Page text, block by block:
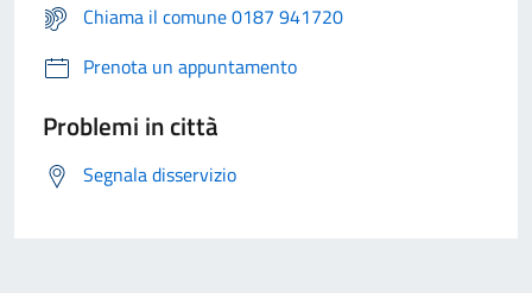
Chiama il comune 0187 941720
Prenota un appuntamento
Problemi in città
Segnala disservizio